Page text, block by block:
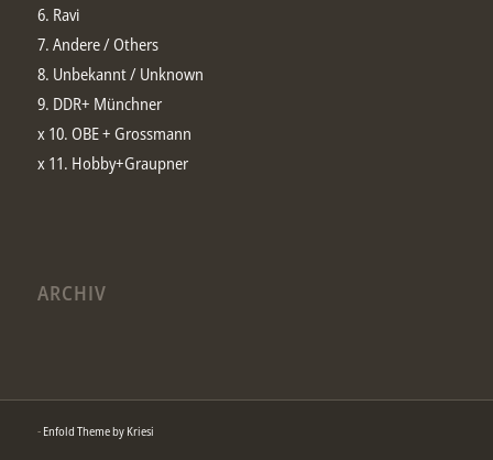
6. Ravi
7. Andere / Others
8. Unbekannt / Unknown
9. DDR+ Münchner
x 10. OBE + Grossmann
x 11. Hobby+Graupner
ARCHIV
- Enfold Theme by Kriesi